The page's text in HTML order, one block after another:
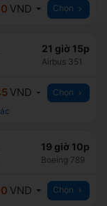
VND Chọn
21 giờ 15p
Airbus 351
VND
Chọn
19 giờ 10p
Boeing 789
VND Chọn